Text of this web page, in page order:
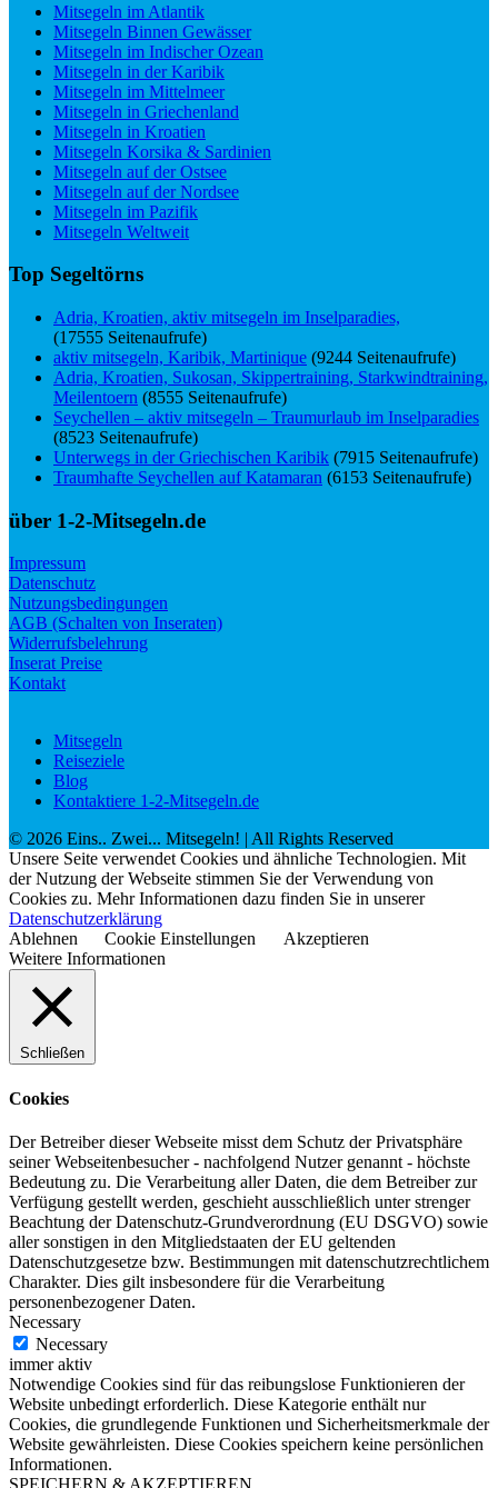
Mitsegeln im Atlantik
Mitsegeln Binnen Gewässer
Mitsegeln im Indischer Ozean
Mitsegeln in der Karibik
Mitsegeln im Mittelmeer
Mitsegeln in Griechenland
Mitsegeln in Kroatien
Mitsegeln Korsika & Sardinien
Mitsegeln auf der Ostsee
Mitsegeln auf der Nordsee
Mitsegeln im Pazifik
Mitsegeln Weltweit
Top Segeltörns
Adria, Kroatien, aktiv mitsegeln im Inselparadies,
(17555 Seitenaufrufe)
aktiv mitsegeln, Karibik, Martinique (9244 Seitenaufrufe)
Adria, Kroatien, Sukosan, Skippertraining, Starkwindtraining,
Meilentoern (8555 Seitenaufrufe)
Seychellen – aktiv mitsegeln – Traumurlaub im Inselparadies
(8523 Seitenaufrufe)
Unterwegs in der Griechischen Karibik (7915 Seitenaufrufe)
Traumhafte Seychellen auf Katamaran (6153 Seitenaufrufe)
über 1-2-Mitsegeln.de
Impressum
Datenschutz
Nutzungsbedingungen
AGB (Schalten von Inseraten)
Widerrufsbelehrung
Inserat Preise
Kontakt
Mitsegeln
Reiseziele
Blog
Kontaktiere 1-2-Mitsegeln.de
© 2026 Eins.. Zwei... Mitsegeln! | All Rights Reserved
Unsere Seite verwendet Cookies und ähnliche Technologien. Mit
der Nutzung der Webseite stimmen Sie der Verwendung von
Cookies zu. Mehr Informationen dazu finden Sie in unserer
Datenschutzerklärung
Ablehnen
Cookie Einstellungen
Akzeptieren
Weitere Informationen
Schließen
Cookies
Der Betreiber dieser Webseite misst dem Schutz der Privatsphäre
seiner Webseitenbesucher - nachfolgend Nutzer genannt - höchste
Bedeutung zu. Die Verarbeitung aller Daten, die dem Betreiber zur
Verfügung gestellt werden, geschieht ausschließlich unter strenger
Beachtung der Datenschutz-Grundverordnung (EU DSGVO) sowie
aller sonstigen in den Mitgliedstaaten der EU geltenden
Datenschutzgesetze bzw. Bestimmungen mit datenschutzrechtlichem
Charakter. Dies gilt insbesondere für die Verarbeitung
personenbezogener Daten.
Necessary
Necessary
immer aktiv
Notwendige Cookies sind für das reibungslose Funktionieren der
Website unbedingt erforderlich. Diese Kategorie enthält nur
Cookies, die grundlegende Funktionen und Sicherheitsmerkmale der
Website gewährleisten. Diese Cookies speichern keine persönlichen
Informationen.
SPEICHERN & AKZEPTIEREN